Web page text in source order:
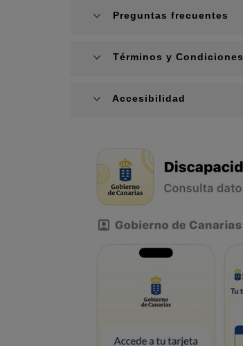
Preguntas frecuentes
Términos y Condiciones
Accesibilidad